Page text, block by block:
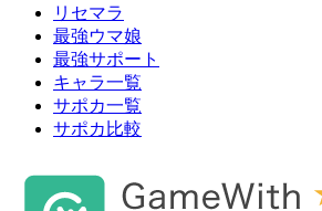
リセマラ
最強ウマ娘
最強サポート
キャラ一覧
サポカ一覧
サポカ比較